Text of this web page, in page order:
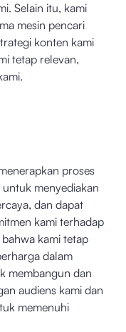
Selain itu, kami
mesin pencari
konten kami
tetap relevan,
proses
menyediakan
dan dapat
kami terhadap
kami tetap
dalam
membangun dan
audiens kami dan
memenuhi